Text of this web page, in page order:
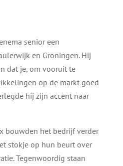
senior een
en Groningen. Hij
dat je, om vooruit te
op de markt goed
hij zijn accent naar
bouwden het bedrijf verder
stokje op hun beurt over
Tegenwoordig staan